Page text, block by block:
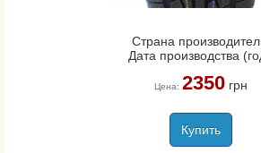
Страна
Дата производства
Цена: 2350грн
Купить